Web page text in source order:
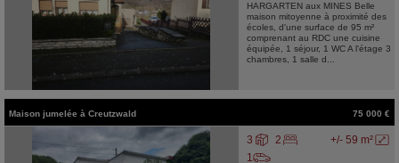
HARGARTEN aux MINES Belle
maison mitoyenne à proximité des
écoles, d'une surface de 95 m²
comprenant au RDC une cuisine
équipée, 1 séjour, 1 WC A l'étage 3
chambres, 1 salle d...
Maison jumelée à Creutzwald 75 000 €
+/- 59 m²
3
2
1